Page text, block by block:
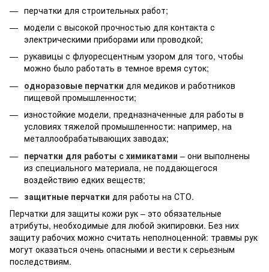
перчатки для строительных работ;
модели с высокой прочностью для контакта с
электрическими приборами или проводкой;
рукавицы с флуоресцентным узором для того, чтобы
можно было работать в темное время суток;
одноразовые перчатки для медиков и работников
пищевой промышленности;
изностойкие модели, предназначенные для работы в
условиях тяжелой промышленности: например, на
металлообрабатывающих заводах;
перчатки для работы с химикатами – они выполнены
из специального материала, не поддающегося
воздействию едких веществ;
защитные перчатки для работы на СТО.
Перчатки для защиты кожи рук – это обязательные
атрибуты, необходимые для любой экипировки. Без них
защиту рабочих можно считать неполноценной: травмы рук
могут оказаться очень опасными и вести к серьезным
последствиям.